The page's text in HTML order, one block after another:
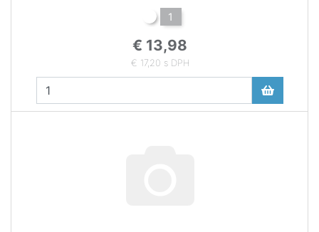
1
€ 13,98
€ 17,20 s DPH